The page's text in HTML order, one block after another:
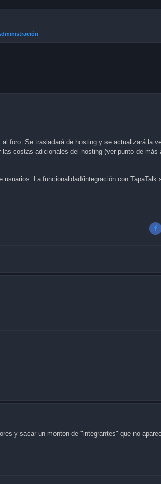
foro. Se trasladará de hosting y se actualizará la
costas adicionales del hosting (ver punto de más
La funcionalidad/integración con TapaTalk
y sacar un monton de "integrantes" que no